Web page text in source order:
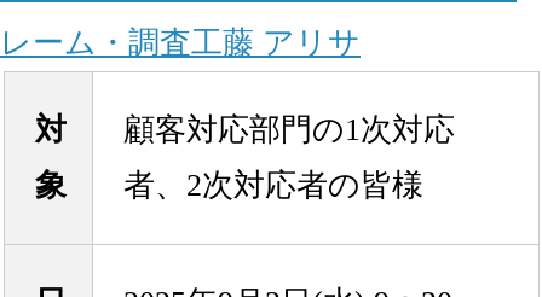
レーム・調査工藤 アリサ
対
象
顧客対応部門の1次対応
者、2次対応者の皆様